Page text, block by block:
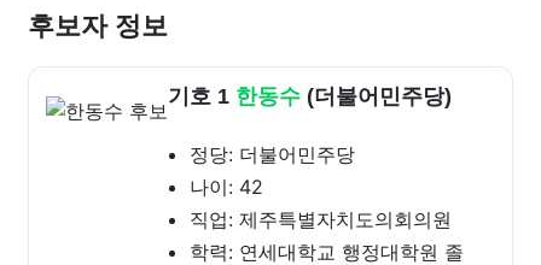
후보자 정보
기호 1 한동수 (더불어민주당)
정당: 더불어민주당
나이: 42
직업: 제주특별자치도의회의원
학력: 연세대학교 행정대학원 졸